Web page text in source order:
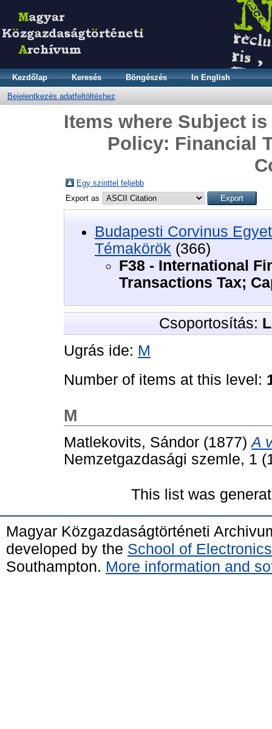
Kezdőlap Keresés Böngészés In English
Bejelentkezés adatfeltöltéshez
Items where Subject
Policy: Financial
Egy szinttel feljebb
Export as
Budapesti Corvinus
Témakörök (366)
F38 - International
Transactions Tax;
Csoportosítás:
Ugrás ide: M
Number of items at this level:
M
Matlekovits, Sándor (1877)A
Nemzetgazdasági szemle, 1
This list was
Magyar Közgazdaságtörténeti
developed by the School of
Southampton. More information and